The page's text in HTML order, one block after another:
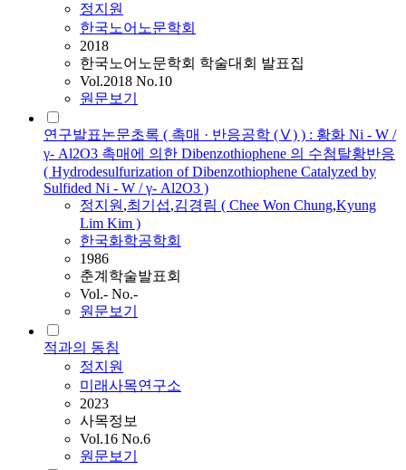
정지원
한국노어노문학회
2018
한국노어노문학회 학술대회 발표집
Vol.2018 No.10
원문보기
연구발표논문초록 ( 촉매 · 반응공학 (Ⅴ) ) : 황화 Ni - W /
γ- Al2O3 촉매에 의한 Dibenzothiophene 의 수첨탈황반응
( Hydrodesulfurization of Dibenzothiophene Catalyzed by
Sulfided Ni - W / γ- Al2O3 )
정지원,최기섭,김경림 ( Chee Won Chung,Kyung
Lim Kim )
한국화학공학회
1986
춘계학술발표회
Vol.- No.-
원문보기
적과의 동침
정지원
미래사목연구소
2023
사목정보
Vol.16 No.6
원문보기